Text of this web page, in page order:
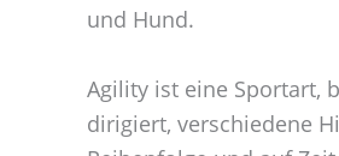
und Hund.
Agility ist eine Sportart,
dirigiert, verschiedene